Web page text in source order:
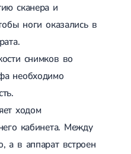
сканера и
ноги оказались в
снимков во
необходимо
ходом
кабинета. Между
а в аппарат встроен